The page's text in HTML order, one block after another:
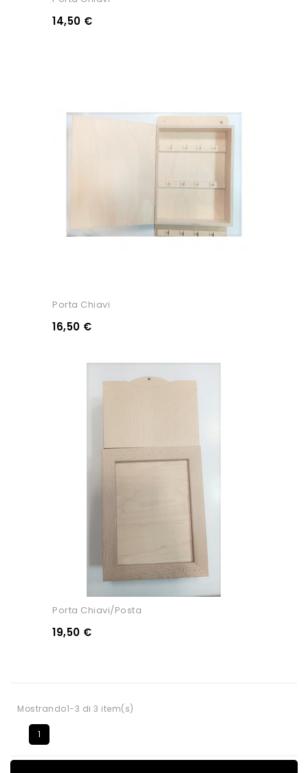
14,50 €
Porta Chiavi
16,50 €
Porta Chiavi/posta
19,50 €
Mostrando1-3 di 3 item(s)
1